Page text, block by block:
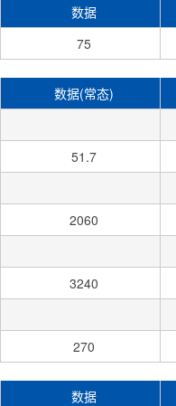
数据
75
数据(常态)
51.7
2060
3240
270
数据